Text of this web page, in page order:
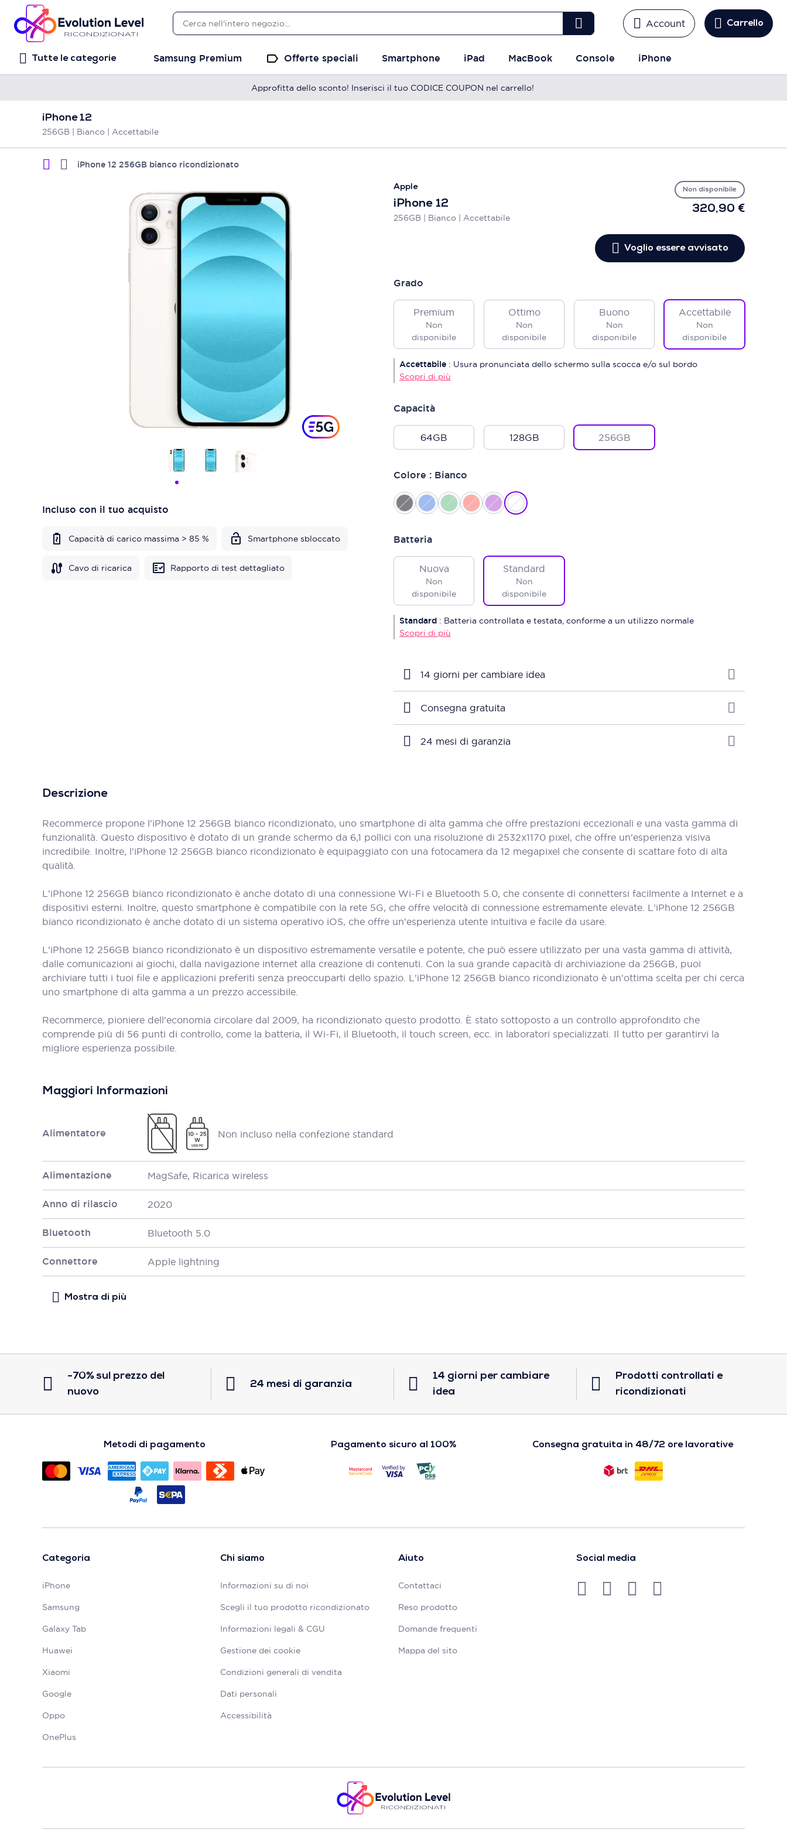
Account Carrello
Tutte le categorie Samsung Premium Offerte speciali Smartphone iPad MacBook Console iPhone
Approfitta dello sconto! Inserisci il tuo CODICE COUPON nel carrello!
iPhone 12
256GB | Bianco | Accettabile
iPhone 12 256GB bianco ricondizionato
Apple
iPhone 12
256GB | Bianco | Accettabile
Non disponibile
Incluso con il tuo acquisto
Capacità di carico massima > 85 % Smartphone sbloccato
Cavo di ricarica Rapporto di test dettagliato
320,90 €
Voglio essere avvisato
Grado
Premium
Non
disponibile
Ottimo
Non
disponibile
Buono
Non
disponibile
Accettabile
Non
disponibile
Accettabile : Usura pronunciata dello schermo sulla scocca e/o sul bordo
Scopri di più
Capacità
64GB 128GB 256GB
Colore : Bianco
Batteria
Nuova
Non
disponibile
Standard
Non
disponibile
Standard : Batteria controllata e testata, conforme a un utilizzo normale
Scopri di più
14 giorni per cambiare idea
Consegna gratuita
24 mesi di garanzia
Descrizione
Recommerce propone l'iPhone 12 256GB bianco ricondizionato, uno smartphone di alta gamma che offre prestazioni eccezionali e una vasta gamma di
funzionalità. Questo dispositivo è dotato di un grande schermo da 6,1 pollici con una risoluzione di 2532x1170 pixel, che offre un'esperienza visiva
incredibile. Inoltre, l'iPhone 12 256GB bianco ricondizionato è equipaggiato con una fotocamera da 12 megapixel che consente di scattare foto di alta
qualità.
L'iPhone 12 256GB bianco ricondizionato è anche dotato di una connessione Wi-Fi e Bluetooth 5.0, che consente di connettersi facilmente a Internet e a
dispositivi esterni. Inoltre, questo smartphone è compatibile con la rete 5G, che offre velocità di connessione estremamente elevate. L'iPhone 12 256GB
bianco ricondizionato è anche dotato di un sistema operativo iOS, che offre un'esperienza utente intuitiva e facile da usare.
L'iPhone 12 256GB bianco ricondizionato è un dispositivo estremamente versatile e potente, che può essere utilizzato per una vasta gamma di attività,
dalle comunicazioni ai giochi, dalla navigazione internet alla creazione di contenuti. Con la sua grande capacità di archiviazione da 256GB, puoi
archiviare tutti i tuoi file e applicazioni preferiti senza preoccuparti dello spazio. L'iPhone 12 256GB bianco ricondizionato è un'ottima scelta per chi cerca
uno smartphone di alta gamma a un prezzo accessibile.
Recommerce, pioniere dell'economia circolare dal 2009, ha ricondizionato questo prodotto. È stato sottoposto a un controllo approfondito che
comprende più di 56 punti di controllo, come la batteria, il Wi-Fi, il Bluetooth, il touch screen, ecc. in laboratori specializzati. Il tutto per garantirvi la
migliore esperienza possibile.
Maggiori Informazioni
Alimentatore Non incluso nella confezione standard
Alimentazione MagSafe, Ricarica wireless
Anno di rilascio 2020
Bluetooth Bluetooth 5.0
Connettore Apple lightning
-70% sul prezzo del
nuovo
24 mesi di garanzia
14 giorni per cambiare
idea
Prodotti controllati e
ricondizionati
Metodi di pagamento Pagamento sicuro al 100% Consegna gratuita in 48/72 ore lavorative
Categoria
iPhone
Samsung
Galaxy Tab
Huawei
Xiaomi
Google
Oppo
OnePlus
Chi siamo
Informazioni su di noi
Scegli il tuo prodotto ricondizionato
Informazioni legali & CGU
Gestione dei cookie
Condizioni generali di vendita
Dati personali
Accessibilità
Aiuto
Contattaci
Reso prodotto
Domande frequenti
Mappa del sito
Social media